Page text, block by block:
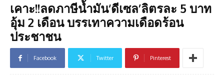
เคาะ!!ลดภาษีน้ำมัน‘ดีเซล’ลิตรละ 5 บาท
อุ้ม 2 เดือน บรรเทาความเดือดร้อน
ประชาชน
Facebook Twitter Pinterest